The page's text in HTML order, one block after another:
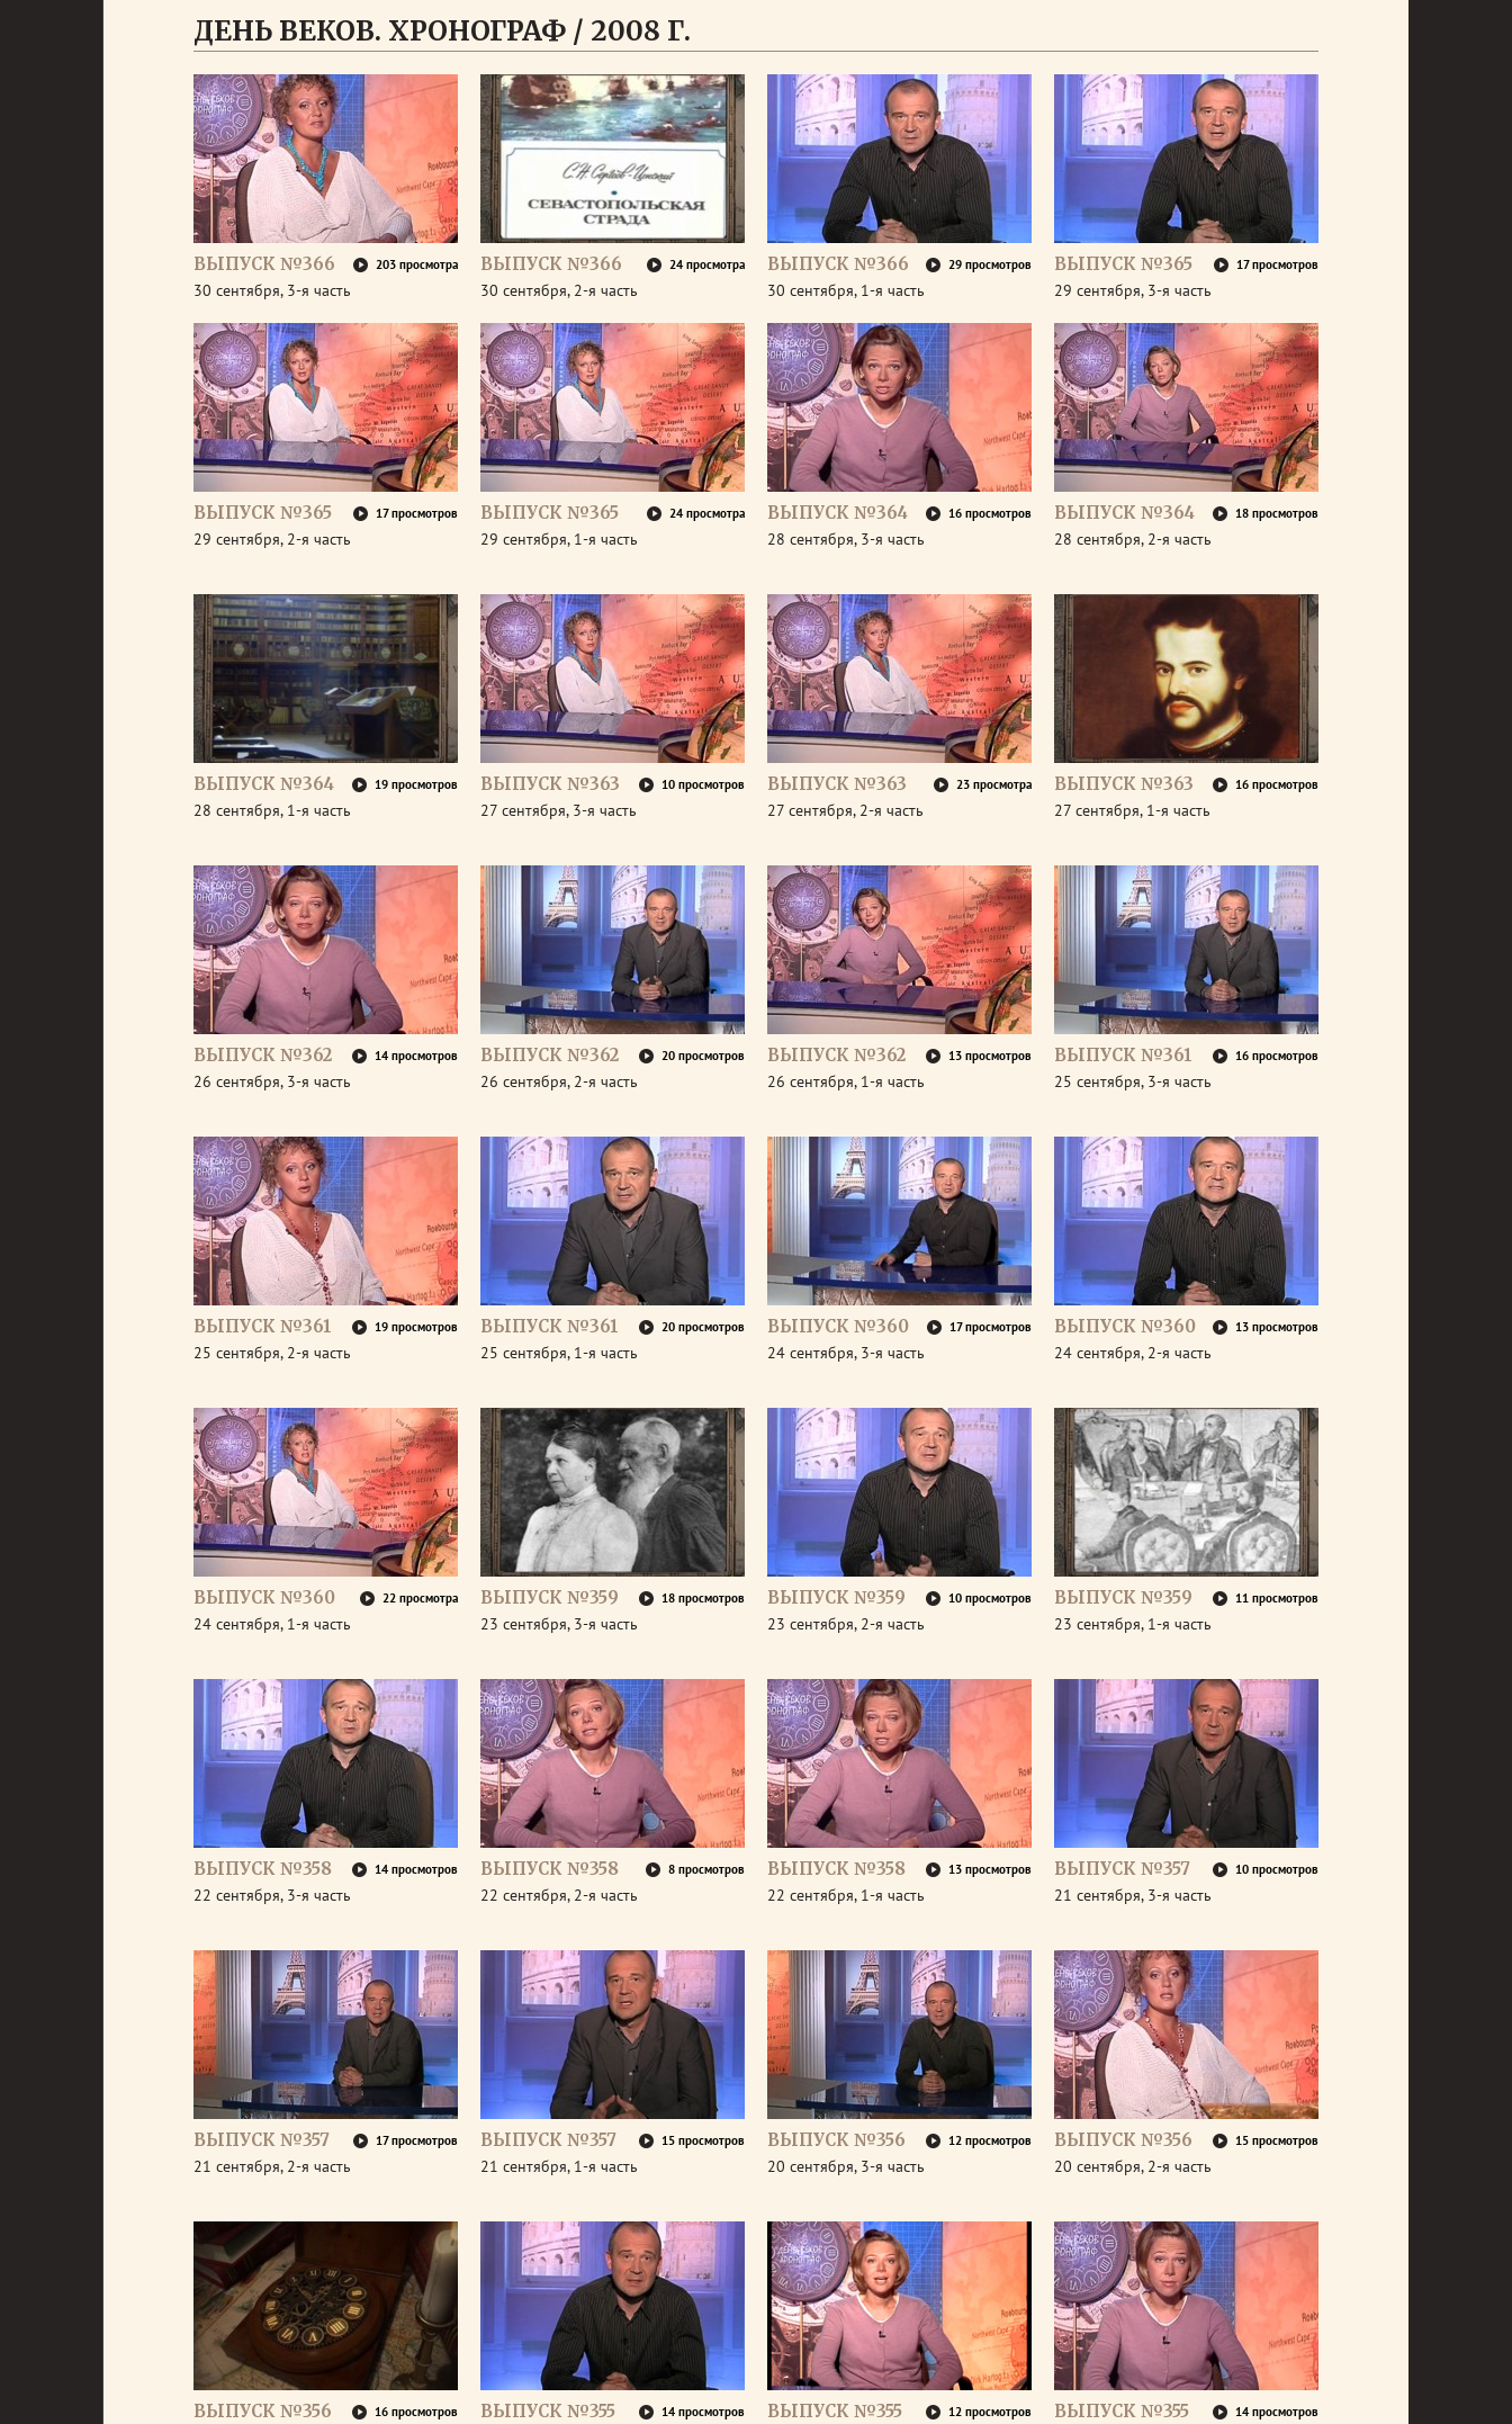
ДЕНЬ ВЕКОВ. ХРОНОГРАФ / 2008 Г.
ВЫПУСК №366 203 просмотра
30 сентября, 3-я часть
ВЫПУСК №366 24 просмотра
30 сентября, 2-я часть
ВЫПУСК №366 29 просмотров
30 сентября, 1-я часть
ВЫПУСК №365 17 просмотров
29 сентября, 3-я часть
ВЫПУСК №365 17 просмотров
29 сентября, 2-я часть
ВЫПУСК №365 24 просмотра
29 сентября, 1-я часть
ВЫПУСК №364 16 просмотров
28 сентября, 3-я часть
ВЫПУСК №364 18 просмотров
28 сентября, 2-я часть
ВЫПУСК №364 19 просмотров
28 сентября, 1-я часть
ВЫПУСК №363 10 просмотров
27 сентября, 3-я часть
ВЫПУСК №363 23 просмотра
27 сентября, 2-я часть
ВЫПУСК №363 16 просмотров
27 сентября, 1-я часть
ВЫПУСК №362 14 просмотров
26 сентября, 3-я часть
ВЫПУСК №362 20 просмотров
26 сентября, 2-я часть
ВЫПУСК №362 13 просмотров
26 сентября, 1-я часть
ВЫПУСК №361 16 просмотров
25 сентября, 3-я часть
ВЫПУСК №361 19 просмотров
25 сентября, 2-я часть
ВЫПУСК №361 20 просмотров
25 сентября, 1-я часть
ВЫПУСК №360 17 просмотров
24 сентября, 3-я часть
ВЫПУСК №360 13 просмотров
24 сентября, 2-я часть
ВЫПУСК №360 22 просмотра
24 сентября, 1-я часть
ВЫПУСК №359 18 просмотров
23 сентября, 3-я часть
ВЫПУСК №359 10 просмотров
23 сентября, 2-я часть
ВЫПУСК №359 11 просмотров
23 сентября, 1-я часть
ВЫПУСК №358 14 просмотров
22 сентября, 3-я часть
ВЫПУСК №358 8 просмотров
22 сентября, 2-я часть
ВЫПУСК №358 13 просмотров
22 сентября, 1-я часть
ВЫПУСК №357 10 просмотров
21 сентября, 3-я часть
ВЫПУСК №357 17 просмотров
21 сентября, 2-я часть
ВЫПУСК №357 15 просмотров
21 сентября, 1-я часть
ВЫПУСК №356 12 просмотров
20 сентября, 3-я часть
ВЫПУСК №356 15 просмотров
20 сентября, 2-я часть
ВЫПУСК №356 16 просмотров ВЫПУСК №355 14 просмотров ВЫПУСК №355 12 просмотров ВЫПУСК №355 14 просмотров